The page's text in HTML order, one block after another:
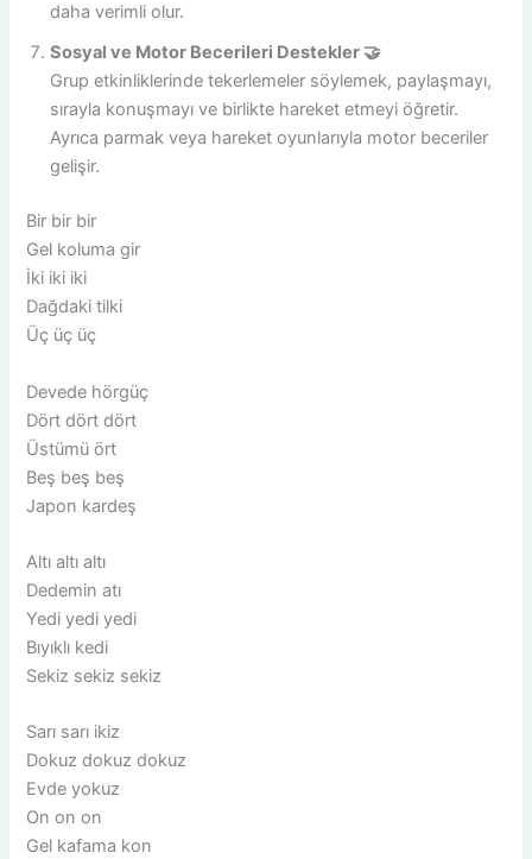
daha verimli olur.
Sosyal ve Motor Becerileri Destekler 🤝
Grup etkinliklerinde tekerlemeler söylemek, paylaşmayı,
sırayla konuşmayı ve birlikte hareket etmeyi öğretir.
Ayrıca parmak veya hareket oyunlarıyla motor beceriler
gelişir.
Bir bir bir
Gel koluma gir
İki iki iki
Dağdaki tilki
Üç üç üç
Devede hörgüç
Dört dört dört
Üstümü ört
Beş beş beş
Japon kardeş
Altı altı altı
Dedemin atı
Yedi yedi yedi
Bıyıklı kedi
Sekiz sekiz sekiz
Sarı sarı ikiz
Dokuz dokuz dokuz
Evde yokuz
On on on
Gel kafama kon